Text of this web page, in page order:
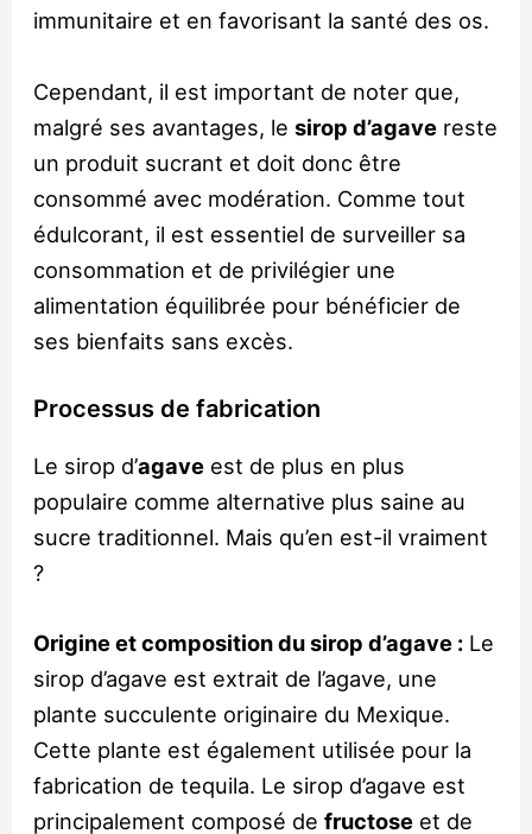
immunitaire et en favorisant la santé des os.
Cependant, il est important de noter que,
malgré ses avantages, lesirop d’agave reste
un produit sucrant et doit donc être
consommé avec modération. Comme tout
édulcorant, il est essentiel de surveiller sa
consommation et de privilégier une
alimentation équilibrée pour bénéficier de
ses bienfaits sans excès.
Processus de fabrication
Le sirop d’agave est de plus en plus
populaire comme alternative plus saine au
sucre traditionnel. Mais qu’en est-il vraiment
?
Origine et composition du sirop d’agave : Le
sirop d’agave est extrait de l’agave, une
plante succulente originaire du Mexique.
Cette plante est également utilisée pour la
fabrication de tequila. Le sirop d’agave est
principalement composé defructose et de